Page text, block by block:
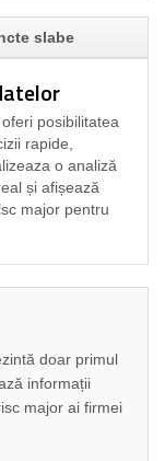
slabe
posibilitatea
rapide,
o analiză
și afișează
major pentru
doar primul
informații
major ai firmei